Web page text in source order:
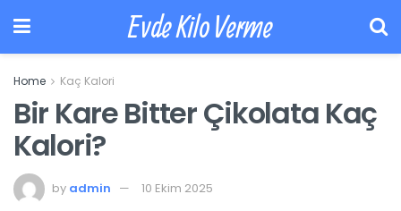
Evde Kilo Verme
Home Kaç Kalori
Bir Kare Bitter Çikolata Kaç
Kalori?
by admin 10 Ekim 2025